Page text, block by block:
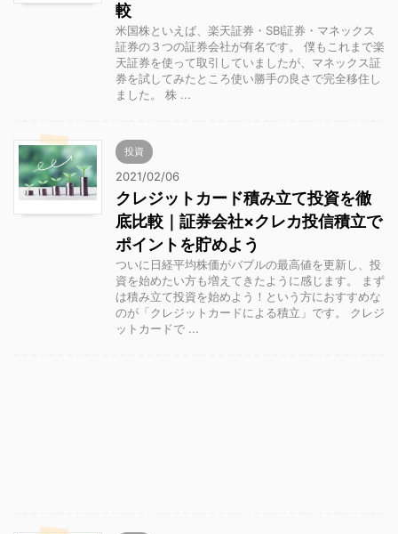
較
米国株といえば、楽天証券・SBI証券・マネックス
証券の３つの証券会社が有名です。 僕もこれまで楽
天証券を使って取引していましたが、マネックス証
券を試してみたところ使い勝手の良さで完全移住し
ました。 株 ...
投資
2021/02/06
クレジットカード積み立て投資を徹
底比較｜証券会社×クレカ投信積立で
ポイントを貯めよう
ついに日経平均株価がバブルの最高値を更新し、投
資を始めたい方も増えてきたように感じます。 まず
は積み立て投資を始めよう！という方におすすめな
のが「クレジットカードによる積立」です。 クレジ
ットカードで ...